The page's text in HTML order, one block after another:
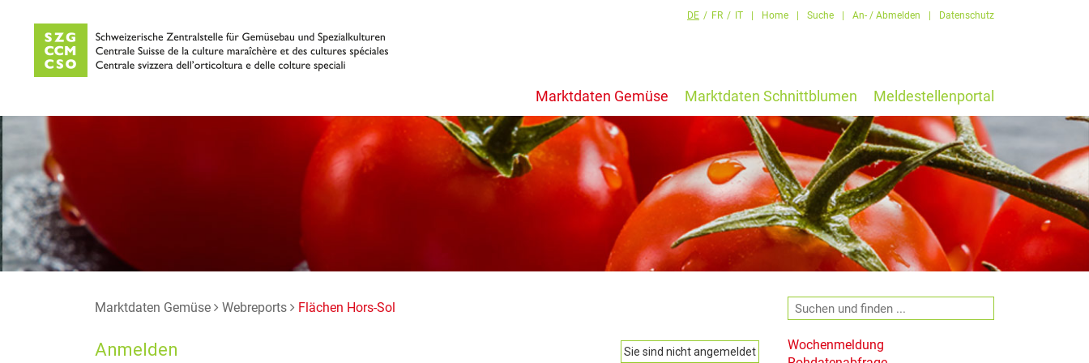
Home Suche An- / Abmelden Datenschutz
DE / FR / IT
Marktdaten Gemüse Marktdaten Schnittblumen Meldestellenportal
Marktdaten Gemüse Webreports Flächen Hors-Sol
Wochenmeldung